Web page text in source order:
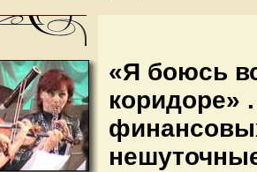
«Я боюсь
коридоре»